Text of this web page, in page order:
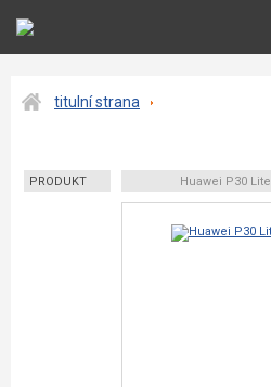
titulní strana
PRODUKT Huawei P30 Lite